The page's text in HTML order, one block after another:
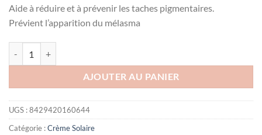
Aide à réduire et à prévenir les taches pigmentaires.
Prévient l’apparition du mélasma
AJOUTER AU PANIER
UGS :8429420160644
Catégorie :Crème Solaire